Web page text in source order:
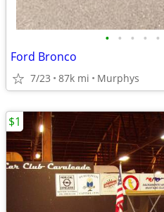
• • • • •
Ford Bronco
7/23 87k mi Murphys
$1